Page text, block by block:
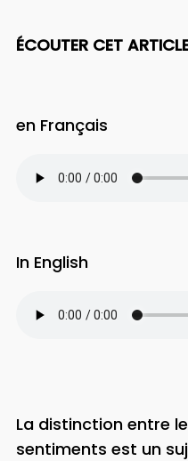
ÉCOUTER CET
en Français
In English
La distinction entre
sentiments est un